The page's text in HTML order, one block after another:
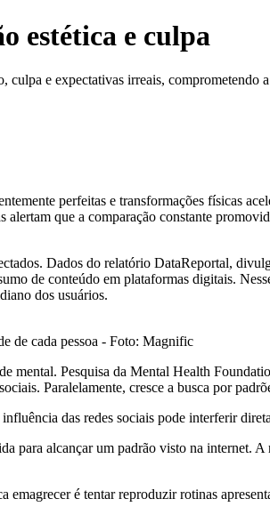
estética e culpa
e expectativas irreais, comprometendo
perfeitas e transformações físicas
que a comparação constante
Dados do relatório DataReportal,
de conteúdo em plataformas digitais.
dos usuários.
de cada pessoa - Foto: Magnific
mental. Pesquisa da Mental Health
Paralelamente, cresce a busca por
das redes sociais pode interferir
para alcançar um padrão visto na internet.
emagrecer é tentar reproduzir rotinas